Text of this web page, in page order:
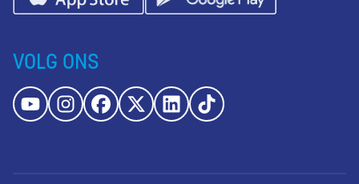
VOLG ONS